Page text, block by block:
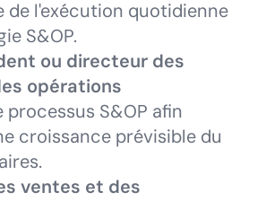
de l'exécution quotidienne
S&OP.
ou directeur des
opérations
processus S&OP afin
croissance prévisible du
ventes et des